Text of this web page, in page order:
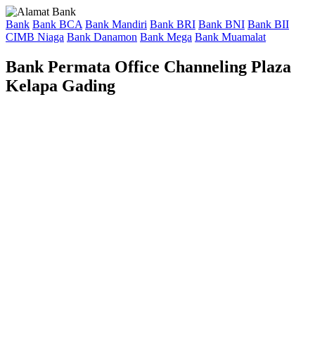
Bank Bank BCA Bank Mandiri Bank BRI Bank BNI Bank BII
CIMB Niaga Bank Danamon Bank Mega Bank Muamalat
Bank Permata Office Channeling Plaza
Kelapa Gading